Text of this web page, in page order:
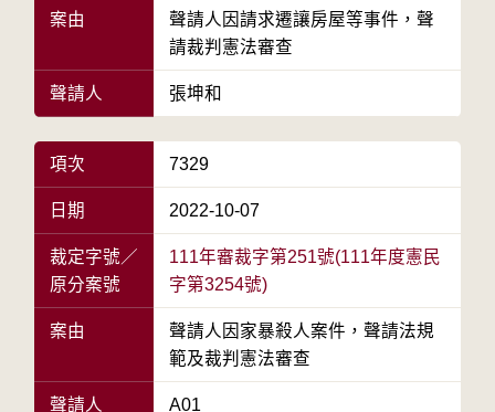
案由
聲請人因請求遷讓房屋等事件，聲
請裁判憲法審查
聲請人 張坤和
項次 7329
日期 2022-10-07
裁定字號／
原分案號
111年審裁字第251號(111年度憲民
字第3254號)
案由
聲請人因家暴殺人案件，聲請法規
範及裁判憲法審查
聲請人 A01